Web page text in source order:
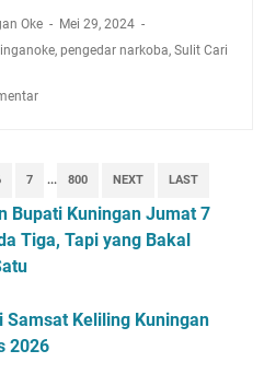
Oke
Mei 29, 2024
, pengedar narkoba, Sulit Cari
7 ... 800 NEXT LAST
Bupati Kuningan Jumat 7
Tiga, Tapi yang Bakal
Samsat Keliling Kuningan
2026